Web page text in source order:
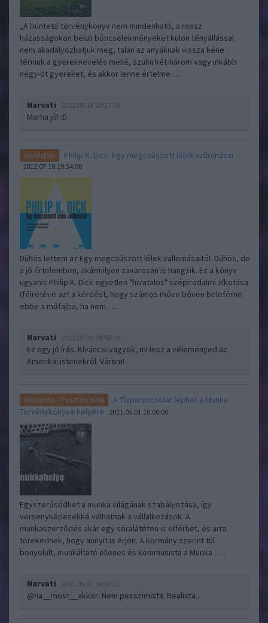
„A büntető törvénykönyv nem mindenható, a rossz
házasságokon belüli bűncselekményeket külön tényállással
nem akadályozhatjuk meg, talán az anyáknak vissza kéne
térniük a gyereknevelés mellé, szülni két-három vagy inkább
négy-öt gyereket, és akkor lenne értelme…..
Narvati 2012.09.14 10:17:36
Marha jó! :D
neveletlen Philip K. Dick: Egy megcsúszott lélek vallomásai
2012.07.18 19:34:00
Dühös lettem az Egy megcsúszott lélek vallomásaitól. Dühös, de
a jó értelemben, akármilyen zavarosan is hangzik. Ez a könyv
ugyanis Philip K. Dick egyetlen "hivatalos" szépirodalmi alkotása
(félretéve azt a kérdést, hogy számos műve bőven beleférne
ebbe a műfajba, ha nem…..
Narvati 2012.07.19 08:50:16
Ez egy jó írás. Kíváncsi vagyok, mi lesz a véleményed az
Amerikai istenekről. Várom!
Hírcsárda - Pusztán hírek
A Tízparancsolat léphet a Munka
Törvénykönyve helyére
2011.05.01 10:00:00
Egyszerűsödhet a munka világának szabályozása, így
versenyképesekké válhatnak a vállalkozások. A
munkaszerződés akár egy söralátéten is elférhet, és arra
törekednek, hogy annyit is érjen. A kormány szerint túl
bonyolult, munkáltató ellenes és kommunista a Munka …..
Narvati 2011.05.01 14:57:11
@na__most__akkor: Nem pesszimista. Realista...